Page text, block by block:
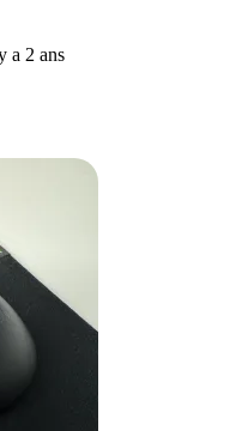
a 2 ans